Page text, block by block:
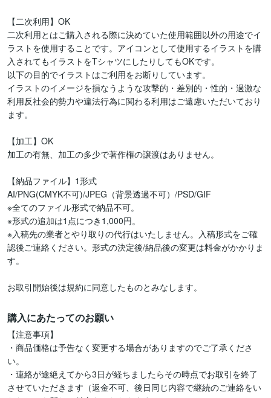
【二次利用】OK
二次利用とはご購入される際に決めていた使用範囲以外の用途でイ
ラストを使用することです。アイコンとして使用するイラストを購
入されてもイラストをTシャツにしたりしてもOKです。
以下の目的でイラストはご利用をお断りしています。
イラストのイメージを損なうような攻撃的・差別的・性的・過激な
利用反社会的勢力や違法行為に関わる利用はご遠慮いただいており
ます。
【加工】OK
加工の有無、加工の多少で著作権の譲渡はありません。
【納品ファイル】1形式
AI/PNG(CMYK不可)/JPEG（背景透過不可）/PSD/GIF
※全てのファイル形式で納品不可。
※形式の追加は1点につき1,000円。
※入稿先の業者とやり取りの代行はいたしません。入稿形式をご確
認後ご連絡ください。形式の決定後/納品後の変更は料金がかかりま
す。
お取引開始後は規約に同意したものとみなします。
購入にあたってのお願い
【注意事項】
・商品価格は予告なく変更する場合がありますのでご了承くださ
い。
・連絡が途絶えてから3日が経ちましたらその時点でお取引を終了
させていただきます（返金不可、後日同じ内容で継続のご連絡をい